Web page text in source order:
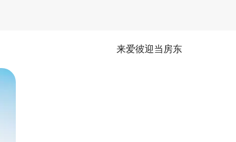
来爱彼迎当房东